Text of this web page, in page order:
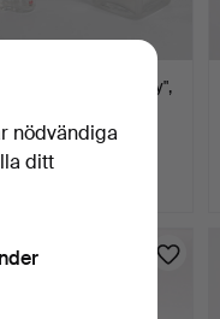
4 delar, "Savoy",
minnödvändiga
ditt